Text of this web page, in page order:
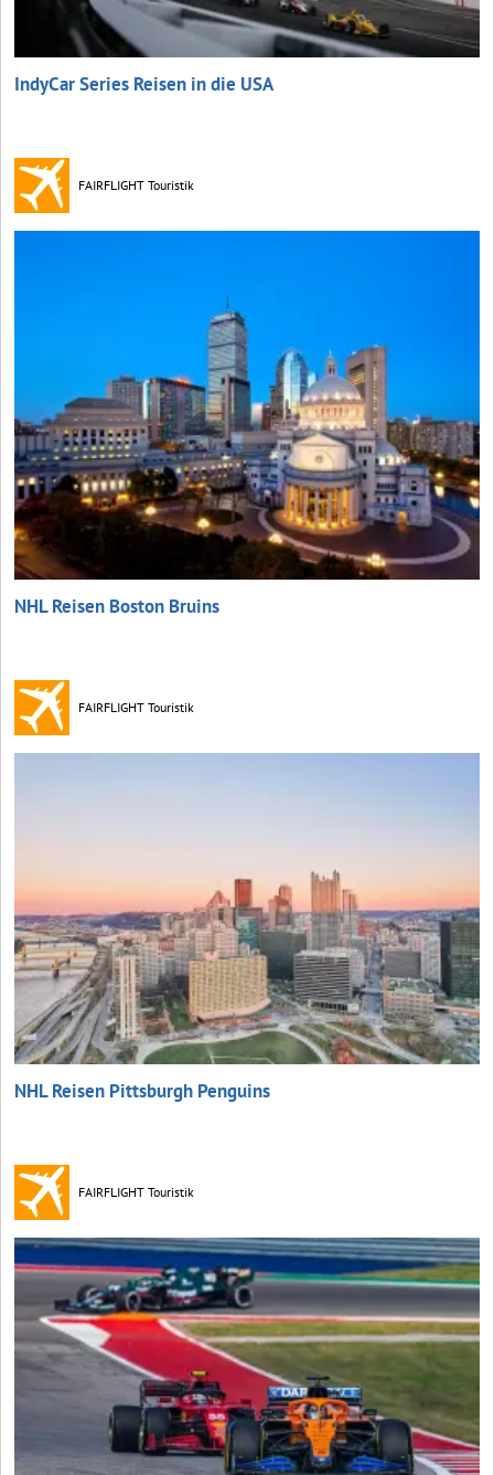
IndyCar Series Reisen in die USA
FAIRFLIGHT Touristik
NHL Reisen Boston Bruins
FAIRFLIGHT Touristik
NHL Reisen Pittsburgh Penguins
FAIRFLIGHT Touristik